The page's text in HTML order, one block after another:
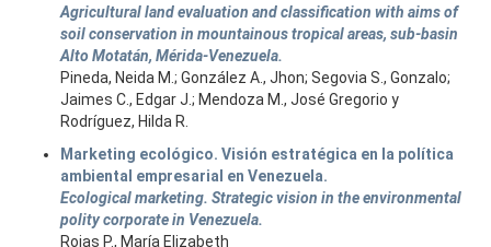
Agricultural land evaluation and classification with aims of
soil conservation in mountainous tropical areas, sub-basin
Alto Motatán, Mérida-Venezuela.
Pineda, Neida M.; González A., Jhon; Segovia S., Gonzalo;
Jaimes C., Edgar J.; Mendoza M., José Gregorio y
Rodríguez, Hilda R.
Marketing ecológico. Visión estratégica en la política
ambiental empresarial en Venezuela.
Ecological marketing. Strategic vision in the environmental
polity corporate in Venezuela.
Rojas P., María Elizabeth